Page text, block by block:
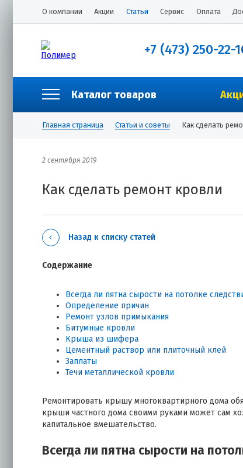
О компании Акции Статьи Сервис Оплата
+7 (473) 250-22-
Каталог товаров
Главная страница Статьи и советы Как сделать
2 сентября 2019
Как сделать ремонт кровли
Назад к списку статей
Содержание
Всегда ли пятна сырости на потолке
Определение причин
Ремонт узлов примыкания
Битумные кровли
Крыша из шифера
Цементный раствор или плиточный клей
Заплаты
Течи металлической кровли
Ремонтировать крышу многоквартирного дома
крыши частного дома своими руками может сам
капитальное вмешательство.
Всегда ли пятна сырости на